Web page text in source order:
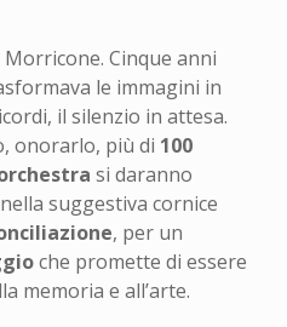
Cinque anni
le immagini in
il silenzio in attesa.
onorarlo, più di 100
si daranno
suggestiva cornice
, per un
che promette di essere
memoria e all’arte.